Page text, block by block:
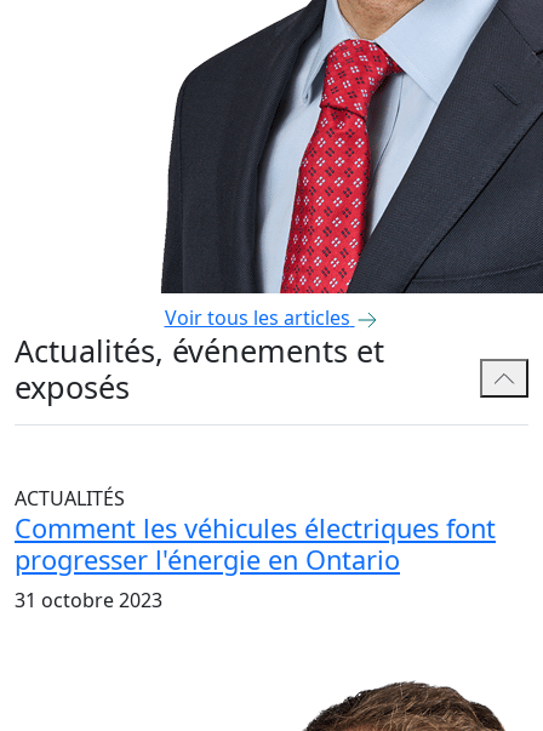
Voir tous les articles
Actualités, événements et
exposés
ACTUALITÉS
Comment les véhicules électriques font
progresser l'énergie en Ontario
31 octobre 2023